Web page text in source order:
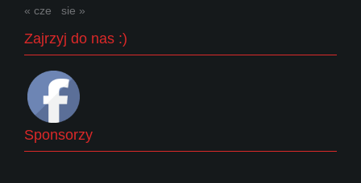
« cze sie »
Zajrzyj do nas :)
Sponsorzy